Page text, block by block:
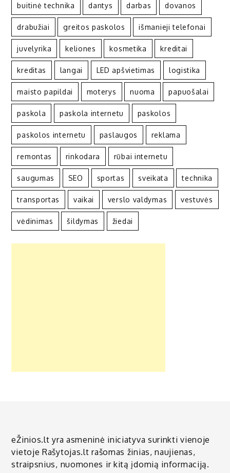
buitinė technika dantys darbas dovanos
drabužiai greitos paskolos išmanieji telefonai
juvelyrika keliones kosmetika kreditai
kreditas langai LED apšvietimas logistika
maisto papildai moterys nuoma papuošalai
paskola paskola internetu paskolos
paskolos internetu paslaugos reklama
remontas rinkodara rūbai internetu
saugumas SEO sportas sveikata technika
transportas vaikai verslo valdymas vestuvės
vėdinimas šildymas žiedai
eŽinios.lt yra asmeninė iniciatyva surinkti vienoje
vietoje Rašytojas.lt rašomas žinias, naujienas,
straipsnius, nuomones ir kitą įdomią informaciją.